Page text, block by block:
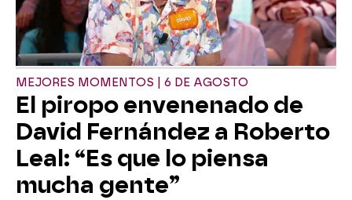
MEJORES MOMENTOS | 6 DE AGOSTO
El piropo envenenado de
David Fernández a Roberto
Leal: “Es que lo piensa
mucha gente”